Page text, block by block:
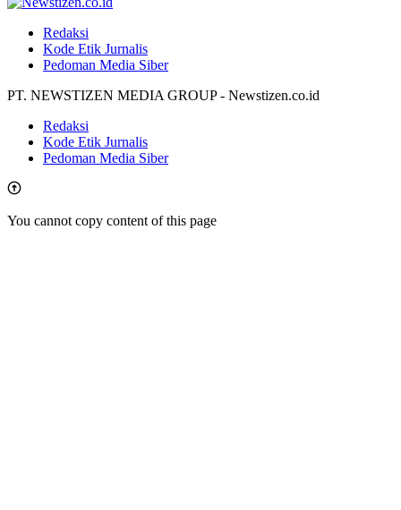
Redaksi
Kode Etik Jurnalis
Pedoman Media Siber
PT. NEWSTIZEN MEDIA GROUP - Newstizen.co.id
Redaksi
Kode Etik Jurnalis
Pedoman Media Siber
You cannot copy content of this page